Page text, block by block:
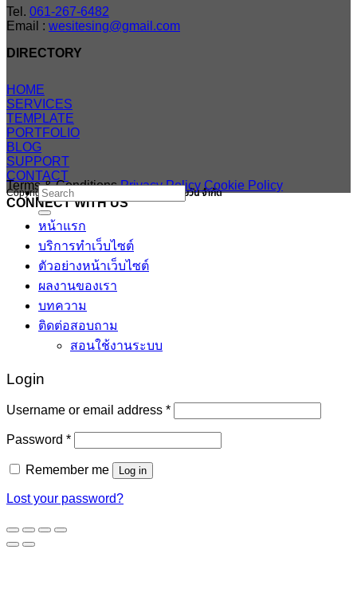
Tel. 061-267-6482
Email : wesitesing@gmail.com
DIRECTORY
HOME
SERVICES
TEMPLATE
PORTFOLIO
BLOG
SUPPORT
CONTACT
CONNECT WITH US
Copyright 2026 © สงวนสิทธิ บริษัทสมายสบายวัน จำกัด
Terms & Conditions Privacy Policy Cookie Policy
Search
for:
หน้าแรก
บริการทำเว็บไซต์
ตัวอย่างหน้าเว็บไซต์
ผลงานของเรา
บทความ
ติดต่อสอบถาม
สอนใช้งานระบบ
Login
Username or email address *Required
Password *Required
Remember me Log in
Lost your password?